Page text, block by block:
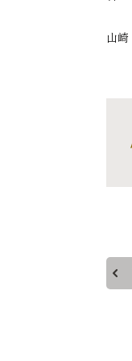
山崎